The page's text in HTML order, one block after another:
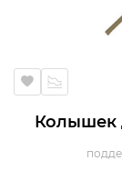
Колышек